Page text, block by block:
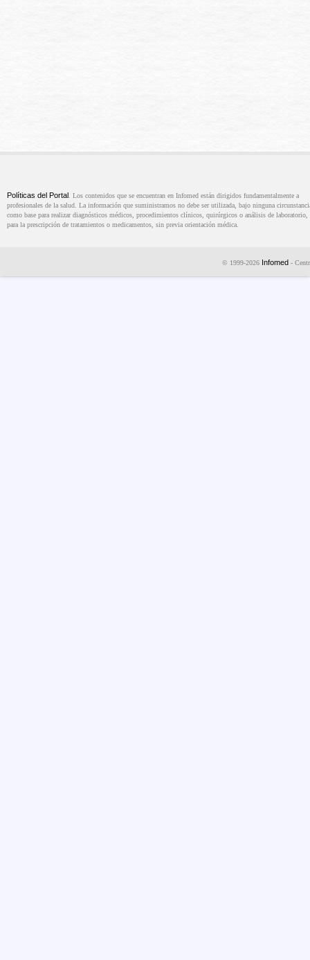
Políticas del Portal . Los contenidos que se encuentran en Infomed están dirigidos fundamentalmente a
profesionales de la salud. La información que suministramos no debe ser utilizada, bajo ninguna
como base para realizar diagnósticos médicos, procedimientos clínicos, quirúrgicos o análisis de laboratorio,
para la prescripción de tratamientos o medicamentos, sin previa orientación médica.
© 1999-2026 Infomed -